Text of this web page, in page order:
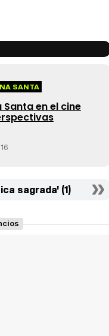
SANTA
Santa en el cine
sagrada' (1)